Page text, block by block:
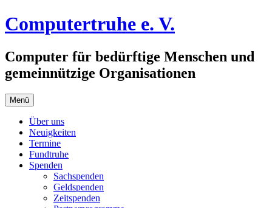
Zum
Inhalt
Computertruhe e. V.
Computer für bedürftige Menschen und
gemeinnützige Organisationen
Menü
Über uns
Neuigkeiten
Termine
Fundtruhe
Spenden
Sachspenden
Geldspenden
Zeitspenden